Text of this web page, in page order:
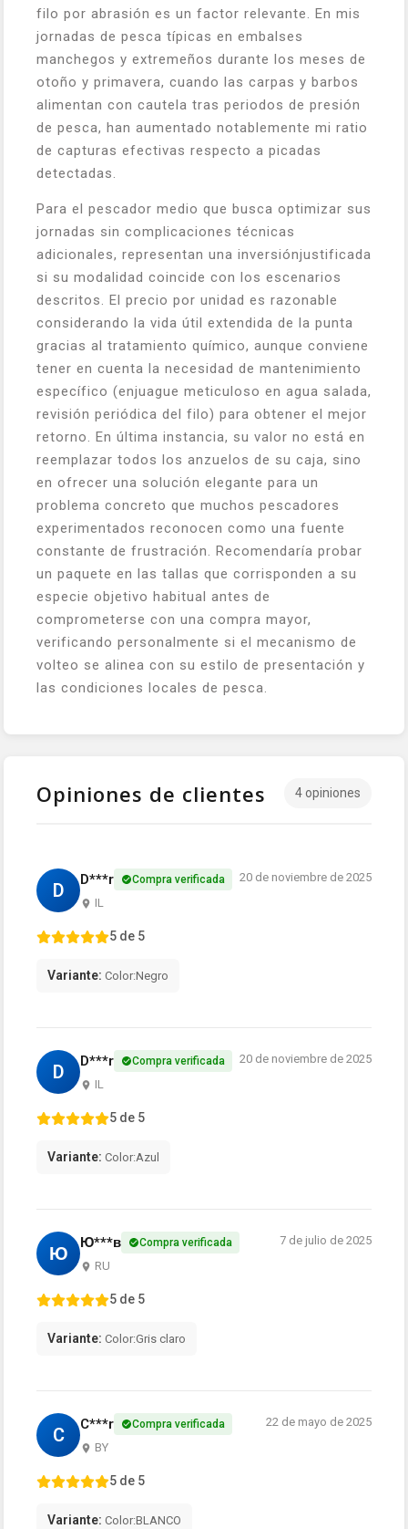
filo por abrasión es un factor relevante. En mis
jornadas de pesca típicas en embalses
manchegos y extremeños durante los meses de
otoño y primavera, cuando las carpas y barbos
alimentan con cautela tras periodos de presión
de pesca, han aumentado notablemente mi ratio
de capturas efectivas respecto a picadas
detectadas.
Para el pescador medio que busca optimizar sus
jornadas sin complicaciones técnicas
adicionales, representan una inversiónjustificada
si su modalidad coincide con los escenarios
descritos. El precio por unidad es razonable
considerando la vida útil extendida de la punta
gracias al tratamiento químico, aunque conviene
tener en cuenta la necesidad de mantenimiento
específico (enjuague meticuloso en agua salada,
revisión periódica del filo) para obtener el mejor
retorno. En última instancia, su valor no está en
reemplazar todos los anzuelos de su caja, sino
en ofrecer una solución elegante para un
problema concreto que muchos pescadores
experimentados reconocen como una fuente
constante de frustración. Recomendaría probar
un paquete en las tallas que corrisponden a su
especie objetivo habitual antes de
comprometerse con una compra mayor,
verificando personalmente si el mecanismo de
volteo se alinea con su estilo de presentación y
las condiciones locales de pesca.
Opiniones de clientes 4 opiniones
D D***r Compra verificada
IL
20 de noviembre de 2025
5 de 5
Variante: Color:Negro
D D***r Compra verificada
IL
20 de noviembre de 2025
5 de 5
Variante: Color:Azul
Ю Ю***в Compra verificada
RU
7 de julio de 2025
5 de 5
Variante: Color:Gris claro
C C***r Compra verificada
BY
22 de mayo de 2025
5 de 5
Variante: Color:BLANCO